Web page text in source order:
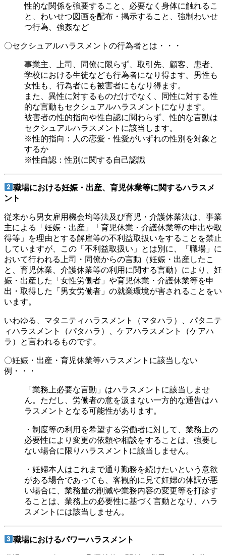
性的な関係を強要すること、必要なく身体に触れるこ
と、わいせつ図画を配布・掲示すること、強制わいせ
つ行為、強姦など
〇セクシュアルハラスメントの行為者とは・・・
事業主、上司、同僚に限らず、取引先、顧客、患者、
学校における生徒なども行為者になり得ます。男性も
女性も、行為者にも被害者にもなり得ます。
また、異性に対するものだけでなく、同性に対する性
的な言動もセクシュアルハラスメントになります。
被害者の性的指向や性自認に関わらず、性的な言動は
セクシュアルハラスメントに該当します。
※性的指向：人の恋愛・性愛がいずれの性別を対象と
するか
※性自認：性別に関する自己認識
職場における妊娠・出産、育児休業等に関するハラスメ
ント
従来から男女雇用機会均等法及び育児・介護休業法は、事業
主による「妊娠・出産」「育児休業・介護休業等の申出や取
得等」を理由とする解雇等の不利益取扱いをすることを禁止
していますが、この「不利益取扱い」とは別に、「職場」に
おいて行われる上司・同僚からの言動（妊娠・出産したこ
と、育児休業、介護休業等の利用に関する言動）により、妊
娠・出産した「女性労働者」や育児休業・介護休業等を申
出・取得した「男女労働者」の就業環境が害されることをい
います。
いわゆる、マタニティハラスメント（マタハラ）、パタニテ
ィハラスメント（パタハラ）、ケアハラスメント（ケアハ
ラ）と言われるものです。
〇妊娠・出産・育児休業等ハラスメントに該当しない
例・・・
「業務上必要な言動」はハラスメントに該当しませ
ん。ただし、労働者の意を汲まない一方的な通告はハ
ラスメントとなる可能性があります。
・制度等の利用を希望する労働者に対して、業務上の
必要性により変更の依頼や相談をすることは、強要し
ない場合に限りハラスメントに該当しません。
・妊婦本人はこれまで通り勤務を続けたいという意欲
がある場合であっても、客観的に見て妊婦の体調が悪
い場合に、業務量の削減や業務内容の変更等を打診す
ることは、業務上の必要性に基づく言動となり、ハラ
スメントには該当しません。
職場におけるパワーハラスメント